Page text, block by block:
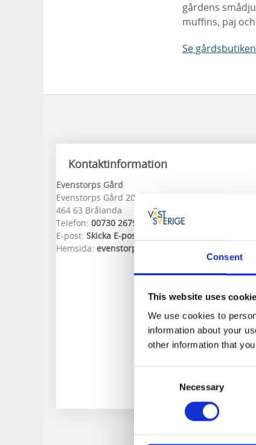
Consent
This website uses
We use cookies to
information about your
other information that
Necessary
gårdens
muffins, paj
Se
Kontaktinformation
Evenstorps Gård
Evenstorps Gård 200
464 63 Brålanda
Telefon: 00730 267995
E-post: Skicka E-post
Hemsida: evenstorpsgard.se